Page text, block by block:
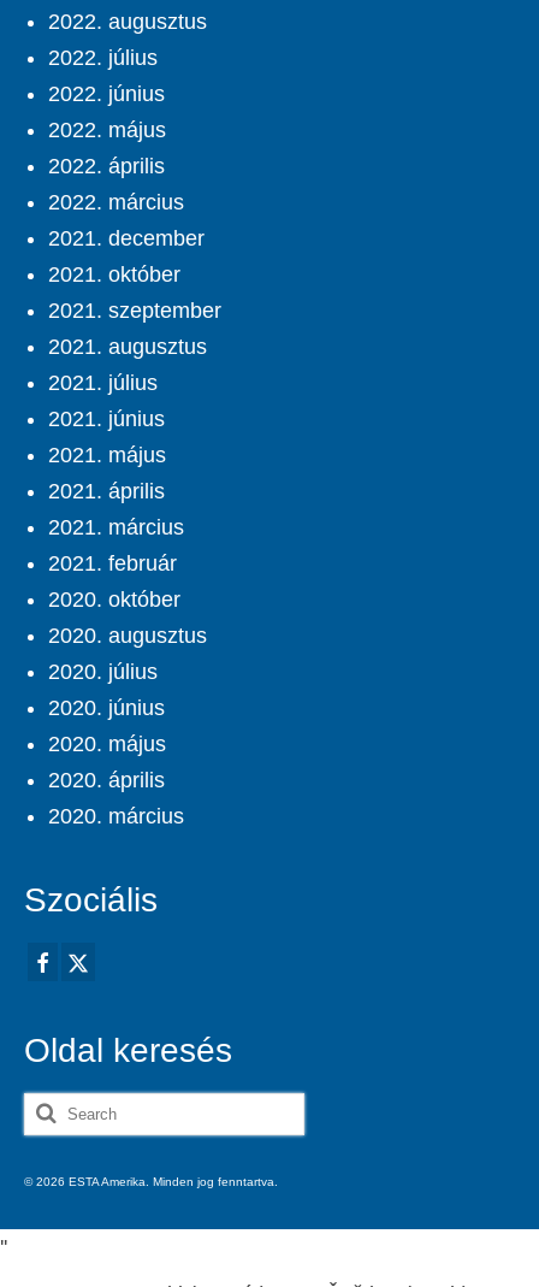
2022. augusztus
2022. július
2022. június
2022. május
2022. április
2022. március
2021. december
2021. október
2021. szeptember
2021. augusztus
2021. július
2021. június
2021. május
2021. április
2021. március
2021. február
2020. október
2020. augusztus
2020. július
2020. június
2020. május
2020. április
2020. március
Szociális
Oldal keresés
Search
for:
© 2026 ESTA Amerika. Minden jog fenntartva.
''